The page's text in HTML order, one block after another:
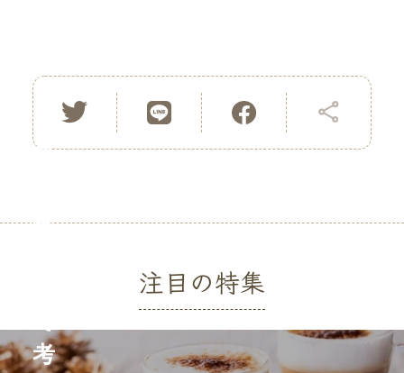
注目の特集
お
す
す
8
コ
ー
ヒ
を
考